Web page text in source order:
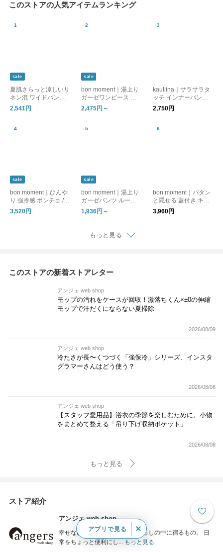
このストアの人気アイテムランキング
sale
夏肌さらっと涼しいリ
ネン混 ワイドパンツ /
洗える コットンリネ
ン ベイカーワイドパ
2,541円
sale
bon moment｜湯上り
ガーゼワンピース ル
ームワンピース
2,475円～
kauliina｜サラサラタ
ッチ インナーパンツ
吸水速乾 接触冷感 日
本製
2,750円
sale
bon moment｜ひんや
り 強冷感 ポンチョ / C
OOLIC[R] 接触冷感 持
続冷感 UVカット99％
3,520円
sale
bon moment｜湯上り
ガーゼパンツ ルーム
パンツ
1,936円～
bon moment｜パタン
と隠せる 蓋付き キャ
スター付き収納
3,960円
もっと見る
このストアの新着ストアレター
アンジェ web shop
モップの汚れをケースが回収！激落ちくん×±0の伸縮
モップで汗だくにならない夏掃除
2026/08/09
アンジェ web shop
冷たさが長〜くつづく「強保冷」シリーズ、インスタ
グラマーさんはどう使う？
2026/08/08
アンジェ web shop
【スタッフ愛用品】浴衣の季節を楽しむために。小物
をまとめて整える「吊り下げ収納ポケット」
2026/08/08
もっと見る
ストア紹介
アンジェ web shop
幸せなひとときは、心地いい暮らしの中に宿るもの。 日
常をちょっと便利にし...
もっと見る
アプリで見る